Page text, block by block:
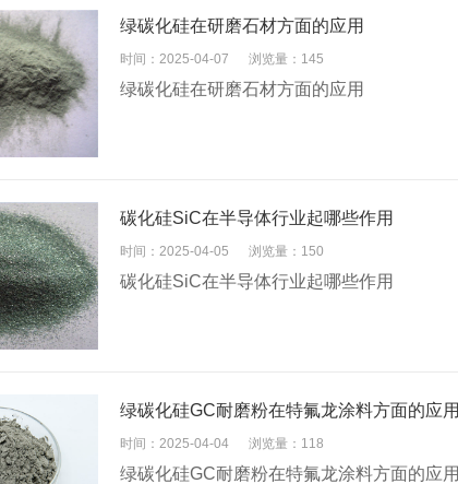
绿碳化硅在研磨石材方面的应用
时间：2025-04-07 浏览量：145
绿碳化硅在研磨石材方面的应用
碳化硅SiC在半导体行业起哪些作用
时间：2025-04-05 浏览量：150
碳化硅SiC在半导体行业起哪些作用
绿碳化硅GC耐磨粉在特氟龙涂料方面的应用
时间：2025-04-04 浏览量：118
绿碳化硅GC耐磨粉在特氟龙涂料方面的应用